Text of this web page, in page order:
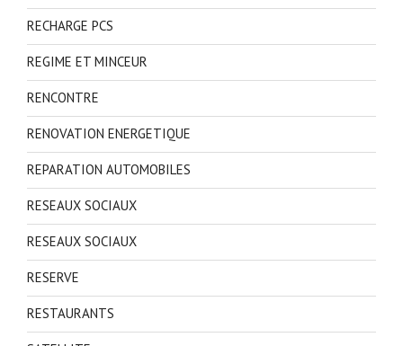
RECHARGE PCS
REGIME ET MINCEUR
RENCONTRE
RENOVATION ENERGETIQUE
REPARATION AUTOMOBILES
RESEAUX SOCIAUX
RESEAUX SOCIAUX
RESERVE
RESTAURANTS